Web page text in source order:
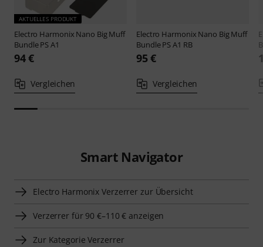
AKTUELLES PRODUKT
Electro Harmonix Nano Big Muff
Bundle PS A1
94 €
Vergleichen
Electro Harmonix Nano Big Muff
Bundle PS A1 RB
95 €
Vergleichen
Smart Navigator
Electro Harmonix Verzerrer zur Übersicht
Verzerrer für 90 €–110 € anzeigen
Zur Kategorie Verzerrer